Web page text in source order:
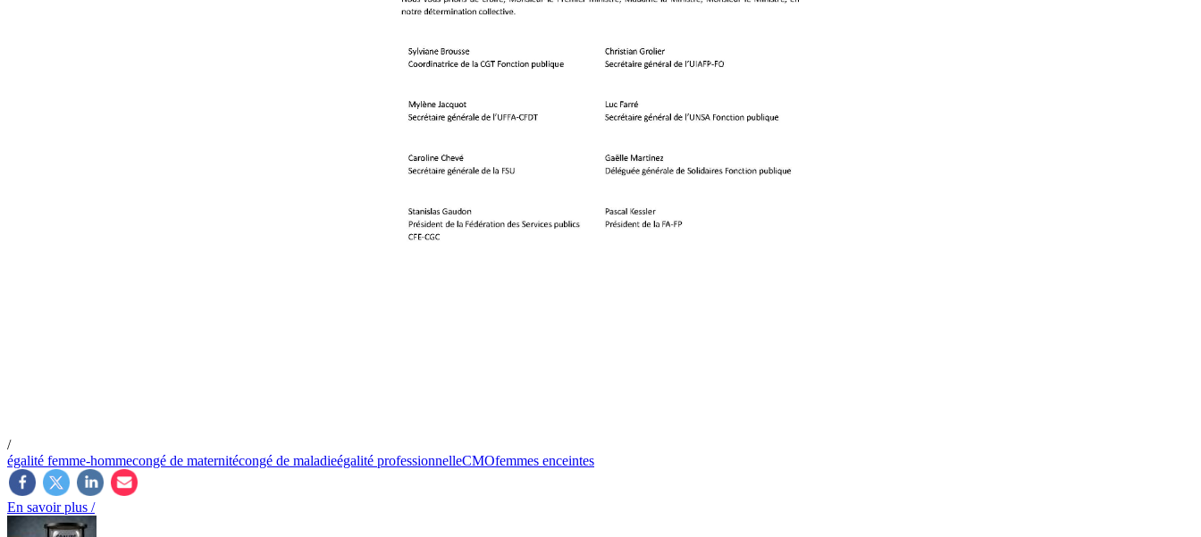
/
égalité femme-hommecongé de maternitécongé de maladieégalité professionnelleCMOfemmes enceintes
En savoir plus /